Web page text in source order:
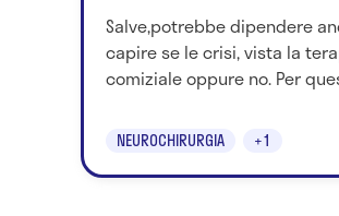
Salve,potrebbe dipendere
capire se le crisi, vista la
comiziale oppure no. Per
NEUROCHIRURGIA +1